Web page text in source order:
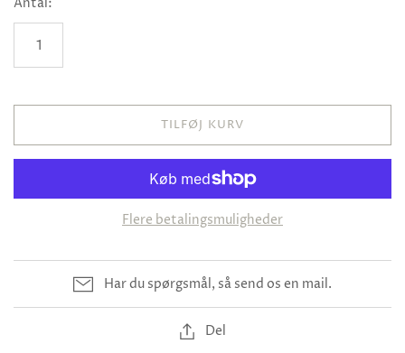
TILFØJ KURV
Flere betalingsmuligheder
Har du spørgsmål, så send os en mail.
Del